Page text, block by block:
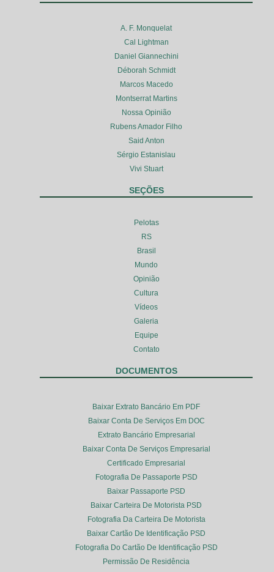
A. F. Monquelat
Cal Lightman
Daniel Giannechini
Déborah Schmidt
Marcos Macedo
Montserrat Martins
Nossa Opinião
Rubens Amador Filho
Said Anton
Sérgio Estanislau
Vivi Stuart
SEÇÕES
Pelotas
RS
Brasil
Mundo
Opinião
Cultura
Vídeos
Galeria
Equipe
Contato
DOCUMENTOS
Baixar Extrato Bancário Em PDF
Baixar Conta De Serviços Em DOC
Extrato Bancário Empresarial
Baixar Conta De Serviços Empresarial
Certificado Empresarial
Fotografia De Passaporte PSD
Baixar Passaporte PSD
Baixar Carteira De Motorista PSD
Fotografia Da Carteira De Motorista
Baixar Cartão De Identificação PSD
Fotografia Do Cartão De Identificação PSD
Permissão De Residência